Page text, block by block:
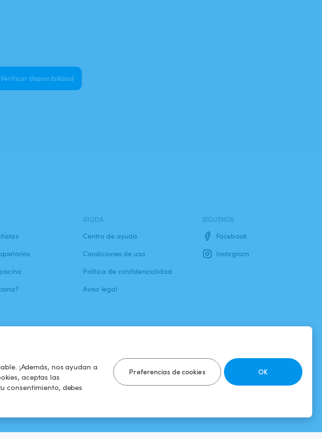
¡Además, nos ayudan a
aceptas las
consentimiento, debes
Preferencias de cookies OK
Verificar disponibilidad
AYUDA
Centro de ayuda
Condiciones de uso
Política de confidencialidad
Aviso legal
SÍGUENOS
Facebook
Instagram